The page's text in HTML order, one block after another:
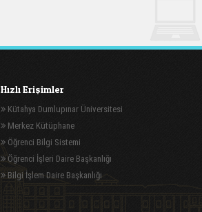
Hızlı Erişimler
Kütahya Dumlupınar Üniversitesi
Merkez Kütüphane
Öğrenci Bilgi Sistemi
Öğrenci İşleri Daire Başkanlığı
Bilgi İşlem Daire Başkanlığı